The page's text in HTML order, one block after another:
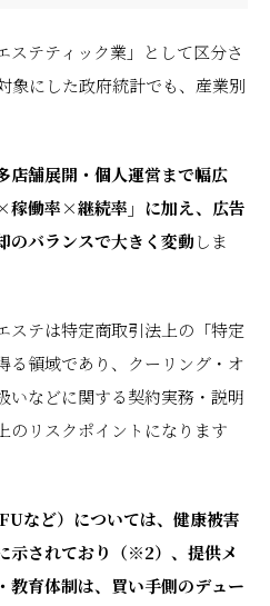
ステティック業」として区分さ
象にした政府統計でも、産業別
店舗展開・個人運営まで幅広
稼働率×継続率」に加え、広告
のバランスで大きく変動しま
ステは特定商取引法上の「特定
る領域であり、クーリング・オ
いなどに関する契約実務・説明
のリスクポイントになります
など）については、健康被害
示されており（※2）、提供メ
教育体制は、買い手側のデュー